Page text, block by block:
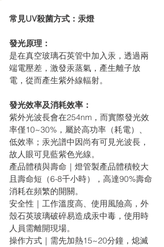
常⾒UV殺菌⽅式：汞燈
發光原理：
是在真空玻璃⽯英管中加入汞，透過兩
端電壓差，激發汞蒸氣，產⽣離⼦放
電，從⽽產⽣紫外線輻射。
發光效率及消耗效率：
紫外光波長會在254nm，⽽實際發光效
率僅10~30%，屬於⾼功率（耗電）、
低效率；汞光譜中因尚有可⾒光波長，
故⼈眼可⾒藍紫⾊光線。
產品體積與壽命｜燈管製產品體積較⼤
且壽命短（6-8千⼩時），⾼達90%壽命
消耗在頻繁的開關。
安全性｜⼯作溫度⾼、使⽤風險⾼，外
殼⽯英玻璃破碎易造成汞中毒，使⽤時
⼈員需離開現場。
操作⽅式｜需先加熱15~20分鐘，熄滅